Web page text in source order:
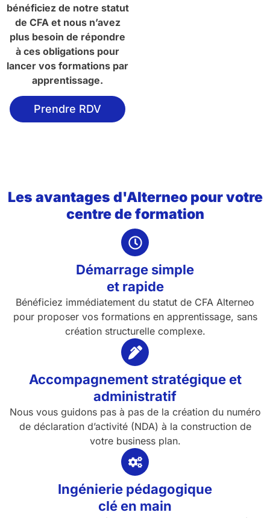
bénéficiez de notre statut
de CFA et nous n’avez
plus besoin de répondre
à ces obligations pour
lancer vos formations par
apprentissage.
Prendre RDV
Les avantages d'Alterneo pour votre
centre de formation
Démarrage simple
et rapide
Bénéficiez immédiatement du statut de CFA Alterneo
pour proposer vos formations en apprentissage, sans
création structurelle complexe.
Accompagnement stratégique et
administratif
Nous vous guidons pas à pas de la création du numéro
de déclaration d’activité (NDA) à la construction de
votre business plan.
Ingénierie pédagogique
clé en main